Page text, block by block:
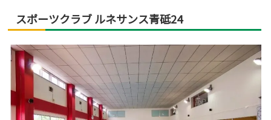
スポーツクラブ ルネサンス青砥24